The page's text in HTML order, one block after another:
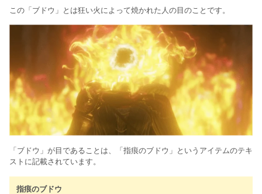
この「ブドウ」とは狂い火によって焼かれた人の目のことです。
「ブドウ」が目であることは、「指痕のブドウ」というアイテムのテキ
ストに記載されています。
指痕のブドウ